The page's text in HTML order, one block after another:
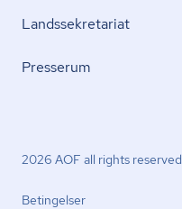
Lands­se­kre­ta­ri­at
Presserum
2026 AOF all rights reserved
Betingelser